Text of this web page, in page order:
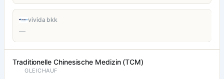
vivida bkk
—
Traditionelle Chinesische Medizin (TCM)
GLEICHAUF